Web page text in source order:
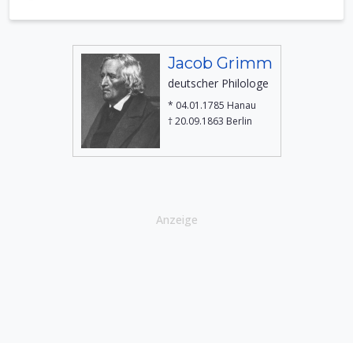
Jacob Grimm
deutscher Philologe
* 04.01.1785 Hanau
† 20.09.1863 Berlin
Anzeige